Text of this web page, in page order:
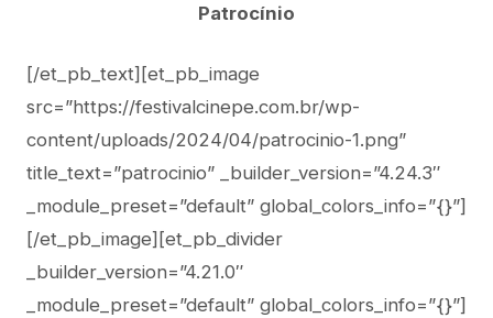
Patrocínio
[/et_pb_text][et_pb_image
src=”https://festivalcinepe.com.br/wp-
content/uploads/2024/04/patrocinio-1.png”
title_text=”patrocinio” _builder_version=”4.24.3″
_module_preset=”default” global_colors_info=”{}”]
[/et_pb_image][et_pb_divider
_builder_version=”4.21.0″
_module_preset=”default” global_colors_info=”{}”]